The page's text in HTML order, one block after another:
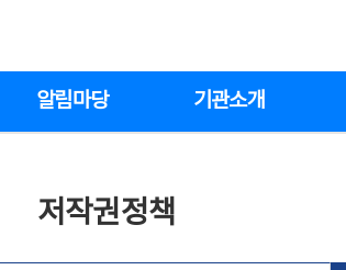
알림마당 기관소개
저작권정책